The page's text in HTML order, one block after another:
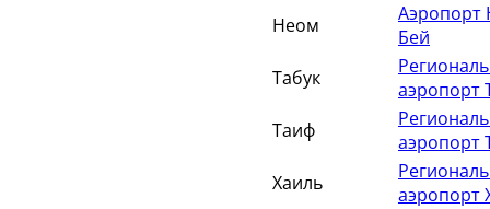
Неом
Аэропорт
Бей
Табук
аэропорт
Таиф
аэропорт
Хаиль
аэропорт